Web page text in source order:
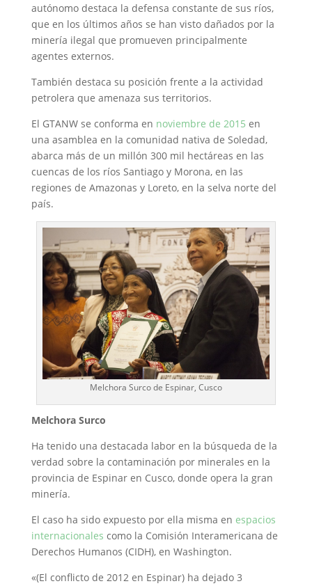
autónomo destaca la defensa constante de sus ríos,
que en los últimos años se han visto dañados por la
minería ilegal que promueven principalmente
agentes externos.
También destaca su posición frente a la actividad
petrolera que amenaza sus territorios.
El GTANW se conforma en noviembre de 2015 en
una asamblea en la comunidad nativa de Soledad,
abarca más de un millón 300 mil hectáreas en las
cuencas de los ríos Santiago y Morona, en las
regiones de Amazonas y Loreto, en la selva norte del
país.
Melchora Surco de Espinar, Cusco
Melchora Surco
Ha tenido una destacada labor en la búsqueda de la
verdad sobre la contaminación por minerales en la
provincia de Espinar en Cusco, donde opera la gran
minería.
El caso ha sido expuesto por ella misma en espacios
internacionales como la Comisión Interamericana de
Derechos Humanos (CIDH), en Washington.
«(El conflicto de 2012 en Espinar) ha dejado 3